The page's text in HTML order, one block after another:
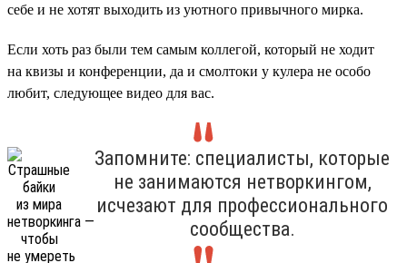
себе и не хотят выходить из уютного привычного мирка.
Если хоть раз были тем самым коллегой, который не ходит
на квизы и конференции, да и смолтоки у кулера не особо
любит, следующее видео для вас.
Запомните: специалисты, которые
не занимаются нетворкингом,
исчезают для профессионального
сообщества.